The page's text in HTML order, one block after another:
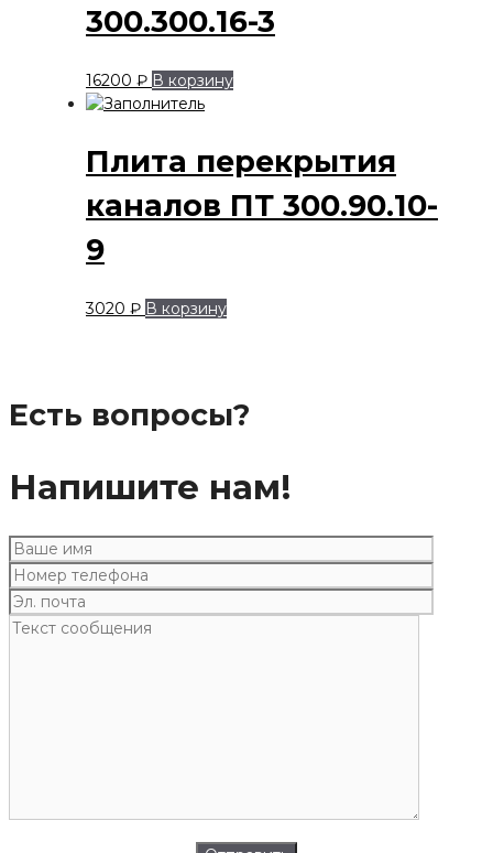
300.300.16-3
16200 ₽ В корзину
Плита перекрытия
каналов ПТ 300.90.10-
9
3020 ₽ В корзину
Есть вопросы?
Напишите нам!